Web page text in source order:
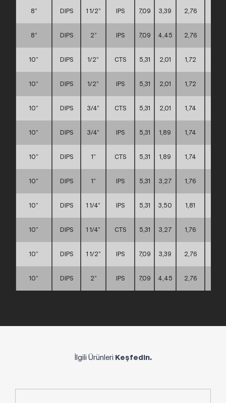
8” DIPS 1 1/2” IPS 7,09 3,39 2,76
8” DIPS 2” IPS 7,09 4,45 2,76
10” DIPS 1/2” CTS 5,31 2,01 1,72
10” DIPS 1/2” IPS 5,31 2,01 1,72
10” DIPS 3/4” CTS 5,31 2,01 1,74
10” DIPS 3/4” IPS 5,31 1,89 1,74
10” DIPS 1” CTS 5,31 1,89 1,74
10” DIPS 1” IPS 5,31 3,27 1,76
10” DIPS 1 1/4” IPS 5,31 3,50 1,81
10” DIPS 1 1/4” CTS 5,31 3,27 1,76
10” DIPS 1 1/2” IPS 7,09 3,39 2,76
10” DIPS 2” IPS 7,09 4,45 2,76
İlgili Ürünleri Keşfedin.